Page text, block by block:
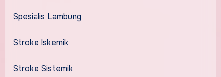
Spesialis Lambung
Stroke Iskemik
Stroke Sistemik